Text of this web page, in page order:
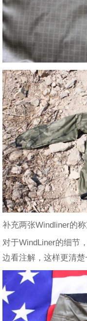
补充两张Windliner的
对于WindLiner的细节
边看注解，这样更清